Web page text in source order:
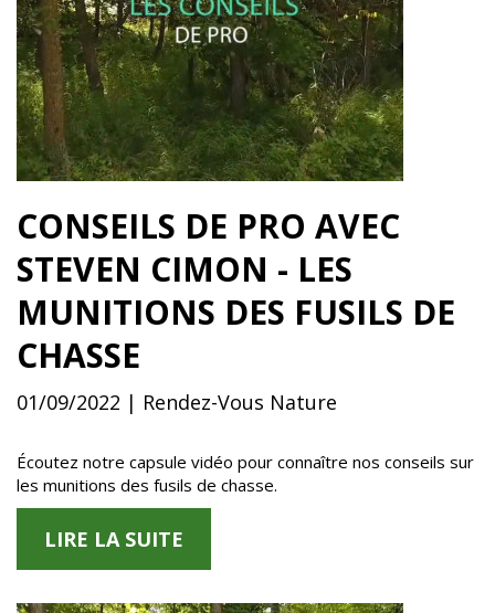
CONSEILS DE PRO AVEC
STEVEN CIMON - LES
MUNITIONS DES FUSILS DE
CHASSE
01/09/2022 | Rendez-Vous Nature
Écoutez notre capsule vidéo pour connaître nos conseils sur
les munitions des fusils de chasse.
LIRE LA SUITE